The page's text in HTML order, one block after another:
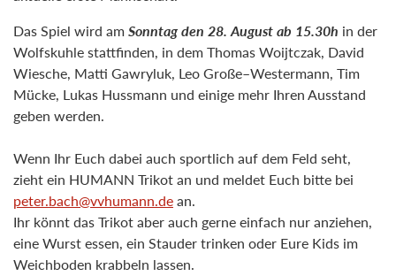
Das Spiel wird amSonntagden 28.August ab 15.30h in der
Wolfskuhle stattfinden, in demThomas Woijtczak, David
Wiesche, Matti Gawryluk, Leo Große–Westermann, Tim
Mücke, Lukas Hussmann und einige mehr Ihren Ausstand
geben werden.
Wenn Ihr Euch dabei auch sportlich auf dem Feld seht,
zieht ein HUMANN Trikot an und meldet Euch bitte bei
peter.bach@vvhumann.dean.
Ihr könntdasTrikotaber auch gerneeinfach nur anziehen,
eine Wurst essen, ein Staudertrinken oder Eure Kids im
Weichboden krabbeln lassen.